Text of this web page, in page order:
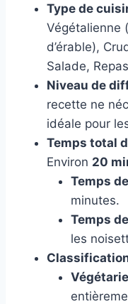
Type de
Végétalienne
d’érable),
Salade,
Niveau de
recette ne
idéale pour
Temps total
Environ 20
Temps
minutes.
Temps
les